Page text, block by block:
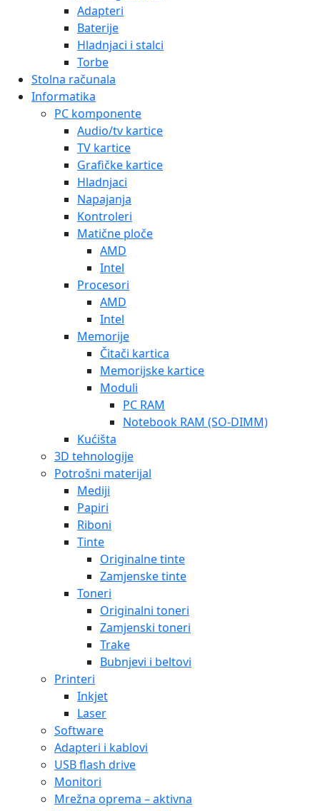
Adapteri
Baterije
Hladnjaci i stalci
Torbe
Stolna računala
Informatika
PC komponente
Audio/tv kartice
TV kartice
Grafičke kartice
Hladnjaci
Napajanja
Kontroleri
Matične ploče
AMD
Intel
Procesori
AMD
Intel
Memorije
Čitači kartica
Memorijske kartice
Moduli
PC RAM
Notebook RAM (SO-DIMM)
Kućišta
3D tehnologije
Potrošni materijal
Mediji
Papiri
Riboni
Tinte
Originalne tinte
Zamjenske tinte
Toneri
Originalni toneri
Zamjenski toneri
Trake
Bubnjevi i beltovi
Printeri
Inkjet
Laser
Software
Adapteri i kablovi
USB flash drive
Monitori
Mrežna oprema – aktivna